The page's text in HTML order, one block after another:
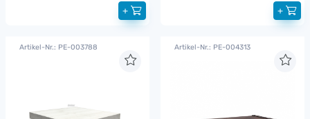
+ +
Artikel-Nr.: PE-003788 Artikel-Nr.: PE-004313